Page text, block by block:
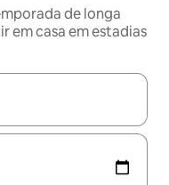
de longa
em casa em estadias
explore-os